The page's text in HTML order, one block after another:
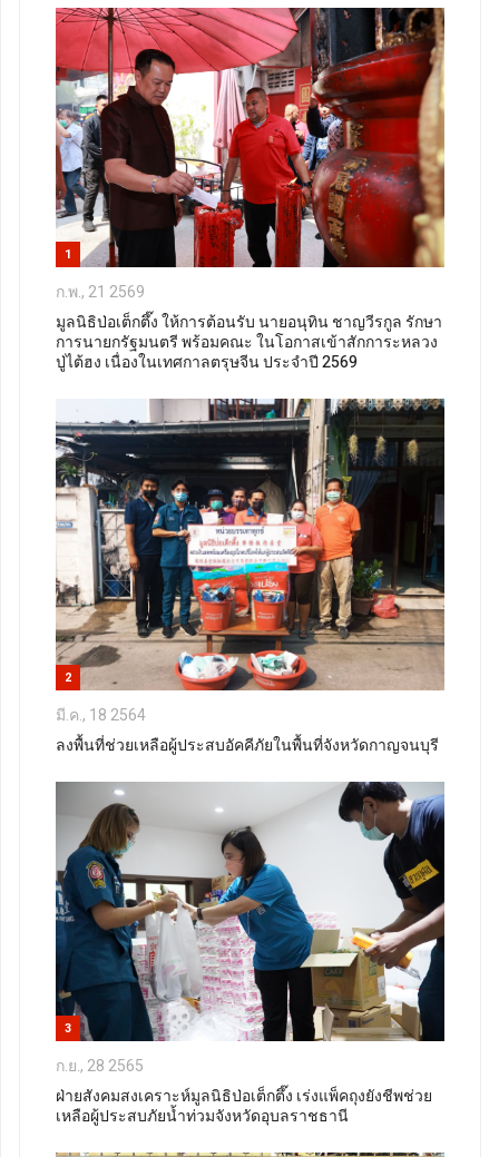
1
ก.พ., 21 2569
มูลนิธิป่อเต็กตึ๊ง ให้การต้อนรับ นายอนุทิน ชาญวีรกูล รักษา
การนายกรัฐมนตรี พร้อมคณะ ในโอกาสเข้าสักการะหลวง
ปู่ไต้ฮง เนื่องในเทศกาลตรุษจีน ประจำปี 2569
2
มี.ค., 18 2564
ลงพื้นที่ช่วยเหลือผู้ประสบอัคคีภัยในพื้นที่จังหวัดกาญจนบุรี
3
ก.ย., 28 2565
ฝ่ายสังคมสงเคราะห์มูลนิธิป่อเต็กตึ๊ง เร่งแพ็คถุงยังชีพช่วย
เหลือผู้ประสบภัยน้ำท่วมจังหวัดอุบลราชธานี